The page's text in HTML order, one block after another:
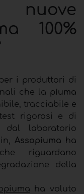
100%
i produttori di
che la piuma
tracciabile e
rigorosi e di
dal laboratorio
Assopiuma ha
riguardano
della
ha voluto